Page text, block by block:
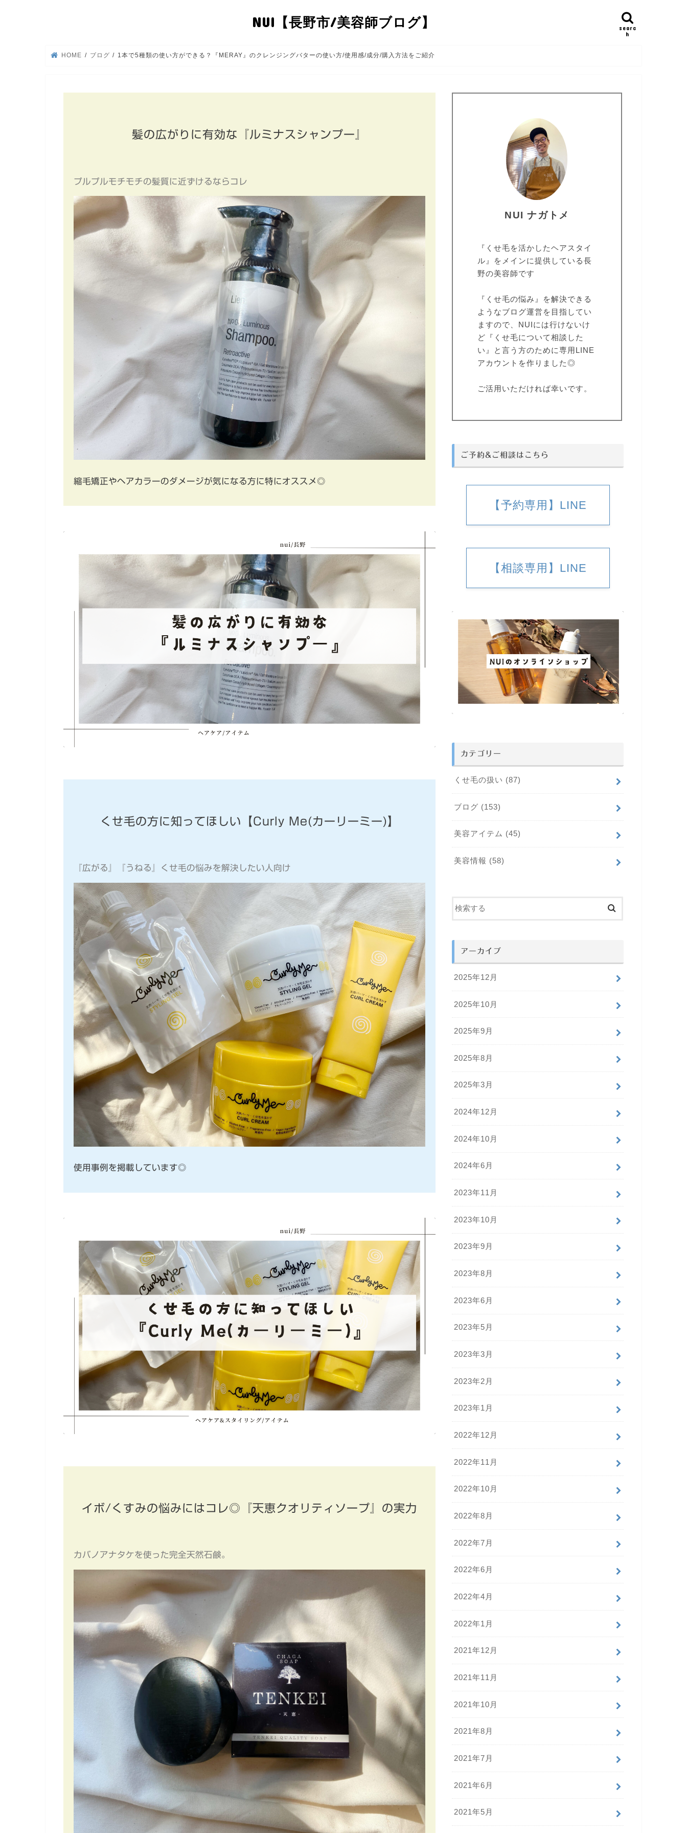
NUI【長野市/美容師ブログ】
searc
h
HOME ブログ 1本で5種類の使い方ができる？『MERAY』のクレンジングバターの使い方/使用感/成分/購入方法をご紹介
髪の広がりに有効な『ルミナスシャンプー』
プルプルモチモチの髪質に近ずけるならコレ
縮毛矯正やヘアカラーのダメージが気になる方に特にオススメ◎
くせ毛の方に知ってほしい【Curly Me(カーリーミー)】
『広がる』『うねる』くせ毛の悩みを解決したい人向け
使用事例を掲載しています◎
イボ/くすみの悩みにはコレ◎『天恵クオリティソープ』の実力
カバノアナタケを使った完全天然石鹸。
NUI ナガトメ
『くせ毛を活かしたヘアスタイ
ル』をメインに提供している長
野の美容師です
『くせ毛の悩み』を解決できる
ようなブログ運営を目指してい
ますので、NUIには行けないけ
ど『くせ毛について相談した
い』と言う方のために専用LINE
アカウントを作りました◎
ご活用いただければ幸いです。
ご予約&ご相談はこちら
【予約専用】LINE
【相談専用】LINE
カテゴリー
くせ毛の扱い (87)
ブログ (153)
美容アイテム (45)
美容情報 (58)
アーカイブ
2025年12月
2025年10月
2025年9月
2025年8月
2025年3月
2024年12月
2024年10月
2024年6月
2023年11月
2023年10月
2023年9月
2023年8月
2023年6月
2023年5月
2023年3月
2023年2月
2023年1月
2022年12月
2022年11月
2022年10月
2022年8月
2022年7月
2022年6月
2022年4月
2022年1月
2021年12月
2021年11月
2021年10月
2021年8月
2021年7月
2021年6月
2021年5月